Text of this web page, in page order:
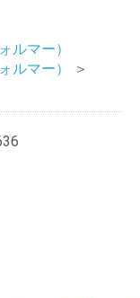
ルマー）
ルマー）
＞